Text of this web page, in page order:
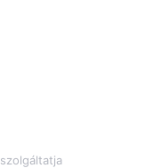
szolgáltatja